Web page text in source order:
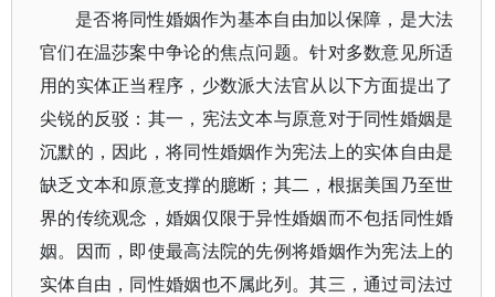
是否将同性婚姻作为基本自由加以保障，是大法
官们在温莎案中争论的焦点问题。针对多数意见所适
用的实体正当程序，少数派大法官从以下方面提出了
尖锐的反驳：其一，宪法文本与原意对于同性婚姻是
沉默的，因此，将同性婚姻作为宪法上的实体自由是
缺乏文本和原意支撑的臆断；其二，根据美国乃至世
界的传统观念，婚姻仅限于异性婚姻而不包括同性婚
姻。因而，即使最高法院的先例将婚姻作为宪法上的
实体自由，同性婚姻也不属此列。其三，通过司法过